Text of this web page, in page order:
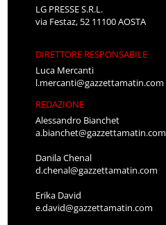
LG PRESSE S.R.L.
via Festaz, 52 11100 AOSTA
DIRETTORE RESPONSABILE
Luca Mercanti
l.mercanti@gazzettamatin.com
REDAZIONE
Alessandro Bianchet
a.bianchet@gazzettamatin.com
Danila Chenal
d.chenal@gazzettamatin.com
Erika David
e.david@gazzettamatin.com